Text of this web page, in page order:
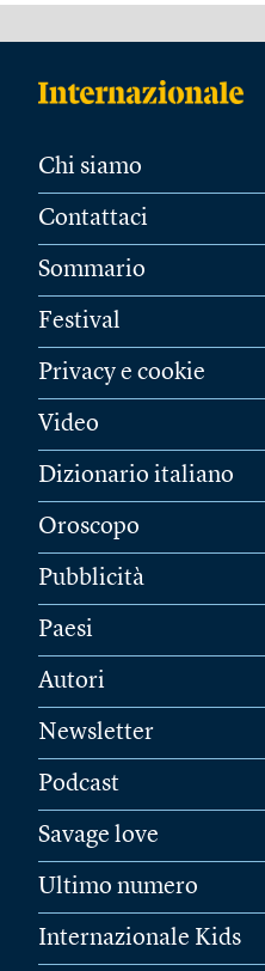
Chi siamo
Contattaci
Sommario
Festival
Privacy e cookie
Video
Dizionario italiano
Oroscopo
Pubblicità
Paesi
Autori
Newsletter
Podcast
Savage love
Ultimo numero
Internazionale Kids